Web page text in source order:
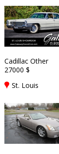
Cadillac Other
27000 $
St. Louis